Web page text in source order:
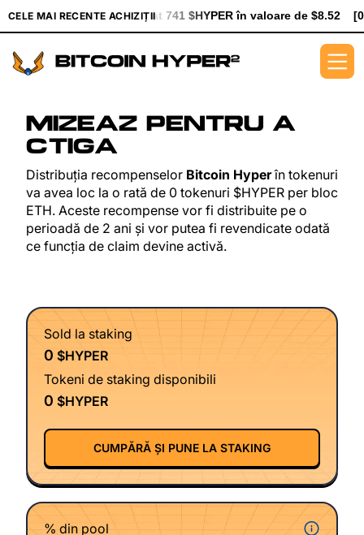
CELE MAI RECENTE ACHIZIȚII
[0xe8Dc...2239a] a cumpărat 741 $HYPER în valoare de $8.52
MIZEAZĂ PENTRU A
CÂȘTIGA
Distribuția recompenselor Bitcoin Hyperîn tokenuri
va avea loc la o rată de 0 tokenuri $HYPER per bloc
ETH. Aceste recompense vor fi distribuite pe o
perioadă de 2 ani și vor putea fi revendicate odată
ce funcția de claim devine activă.
Sold la staking
0 $HYPER
Tokeni de staking disponibili
0 $HYPER
CUMPĂRĂ ȘI PUNE LA STAKING
% din pool